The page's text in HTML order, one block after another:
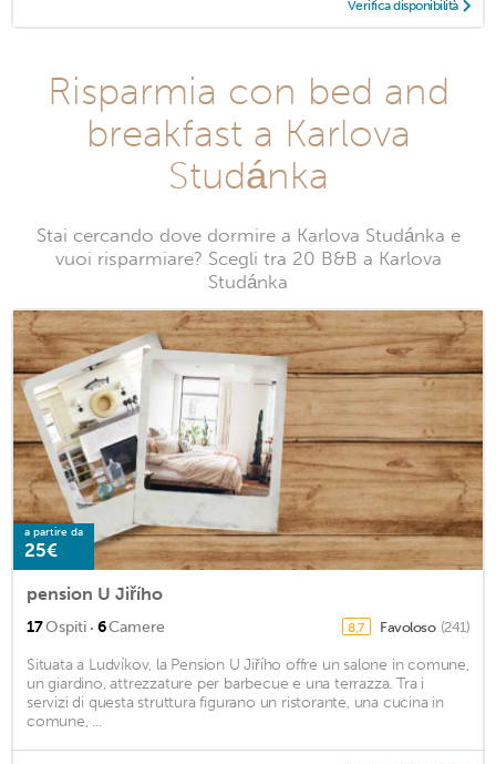
Verifica disponibilità
Risparmia con bed and
breakfast a Karlova
Studánka
Stai cercando dove dormire a Karlova Studánka e
vuoi risparmiare? Scegli tra 20 B&B a Karlova
Studánka
a partire da
25€
pension U Jiřího
17Ospiti · 6Camere 8,7 Favoloso (241)
Situata a Ludvíkov, la Pension U Jiřího offre un salone in comune,
un giardino, attrezzature per barbecue e una terrazza. Tra i
servizi di questa struttura figurano un ristorante, una cucina in
comune, ...